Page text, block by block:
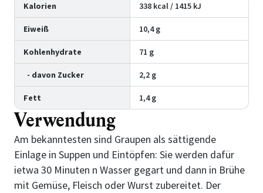
Kalorien 338 kcal / 1415 kJ
Eiweiß 10,4 g
Kohlenhydrate 71 g
- davon Zucker 2,2 g
Fett 1,4 g
Verwendung
Am bekanntesten sind Graupen als sättigende
Einlage in Suppen und Eintöpfen: Sie werden dafür
ietwa 30 Minuten n Wasser gegart und dann in Brühe
mit Gemüse, Fleisch oder Wurst zubereitet. Der